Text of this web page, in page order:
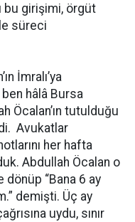
bu girişimi, örgüt
süreci
İmralı’ya
hâlâ Bursa
Öcalan’ın tutulduğu
Avukatlar
her hafta
Abdullah Öcalan o
dönüp “Bana 6 ay
demişti. Üç ay
uydu, sınır